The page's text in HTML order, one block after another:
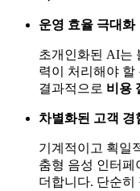
운영 효율 극대화
초개인화된 AI는
력이 처리해야 할
결과적으로 비용
차별화된 고객 경
기계적이고 획일
춤형 음성 인터페
더합니다. 단순히